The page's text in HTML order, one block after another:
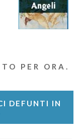
PER ORA.
DEFUNTI IN